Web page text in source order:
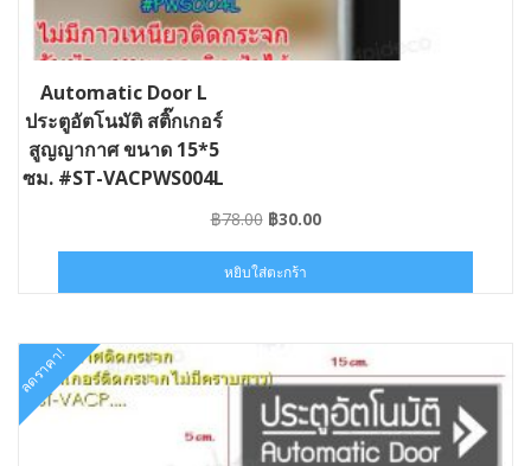
Automatic Door L
ประตูอัตโนมัติ สติ๊กเกอร์
สูญญากาศ ขนาด 15*5
ซม. #ST-VACPWS004L
฿78.00 Original
was:
฿78.00.
฿30.00Current
฿30.00.
หยิบใส่ตะกร้า
ลดราคา!